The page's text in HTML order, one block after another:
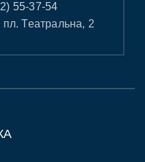
55-37-54
Театральна, 2